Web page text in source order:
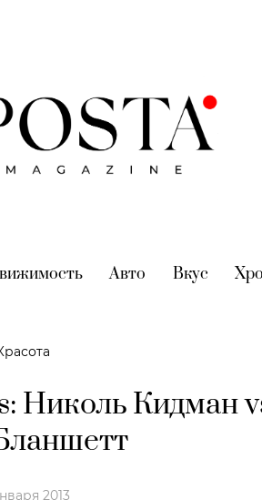
(current)
Авто (current)
Вкус
Николь Кидман
2013